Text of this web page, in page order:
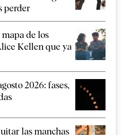
perder
de los
Kellen que ya
2026: fases,
las manchas